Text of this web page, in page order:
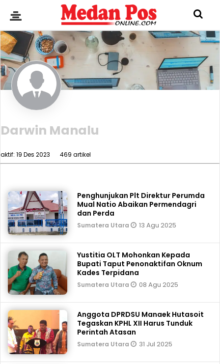
Darwin Manalu
aktif: 19 Des 2023 469 artikel
Penghunjukan Plt Direktur Perumda
Mual Natio Abaikan Permendagri
dan Perda
Sumatera Utara 13 Agu 2025
Yustitia OLT Mohonkan Kepada
Bupati Taput Penonaktifan Oknum
Kades Terpidana
Sumatera Utara 08 Agu 2025
Anggota DPRDSU Manaek Hutasoit
Tegaskan KPHL XII Harus Tunduk
Perintah Atasan
Sumatera Utara 31 Jul 2025